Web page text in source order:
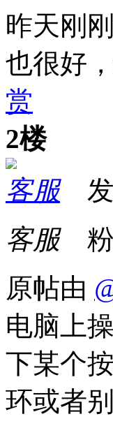
昨天刚
也很好
赏
2楼
客服发
客服粉
原帖由
电脑上
下某个
环或者